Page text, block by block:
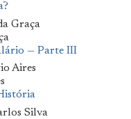
— Parte III